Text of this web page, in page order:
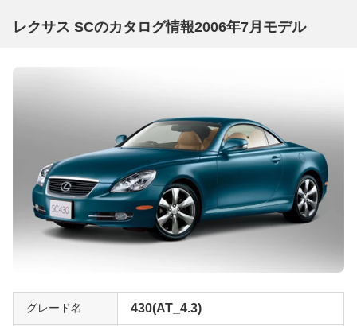
レクサス SCのカタログ情報2006年7月モデル
グレード名 430(AT_4.3)